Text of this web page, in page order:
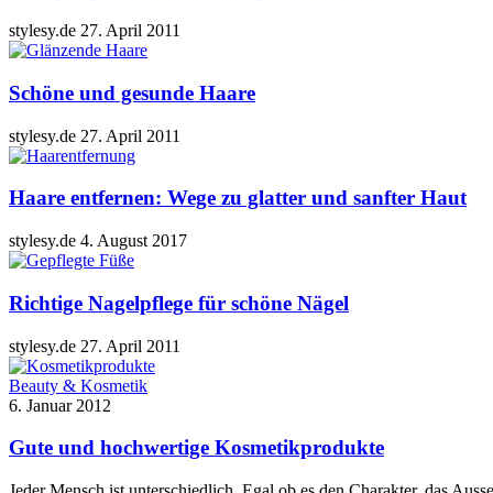
stylesy.de 27. April 2011
Schöne und gesunde Haare
stylesy.de 27. April 2011
Haare entfernen: Wege zu glatter und sanfter Haut
stylesy.de 4. August 2017
Richtige Nagelpflege für schöne Nägel
stylesy.de 27. April 2011
Beauty & Kosmetik
6. Januar 2012
Gute und hochwertige Kosmetikprodukte